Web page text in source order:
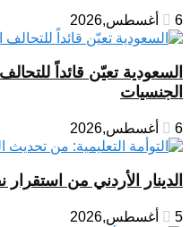
6 أغسطس,2026
السعودية تعيّن قائداً
الجنسيات
6 أغسطس,2026
الدينار الأردني من
5 أغسطس,2026